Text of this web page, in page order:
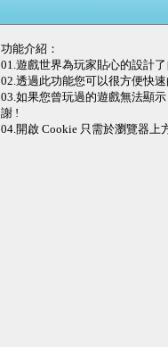
功能介紹：
01.遊戲世界為玩家貼心的設計
02.透過此功能您可以很方便快
03.如果您曾玩過的遊戲無法顯
謝 !
04.開啟 Cookie 只需於瀏覽器上